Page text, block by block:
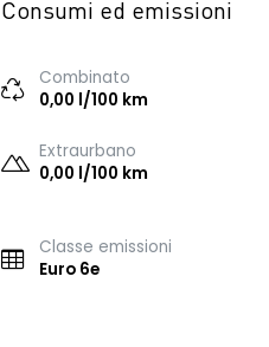
Consumi ed emissioni
Combinato
0,00 l/100 km
Extraurbano
0,00 l/100 km
Classe emissioni
Euro 6e